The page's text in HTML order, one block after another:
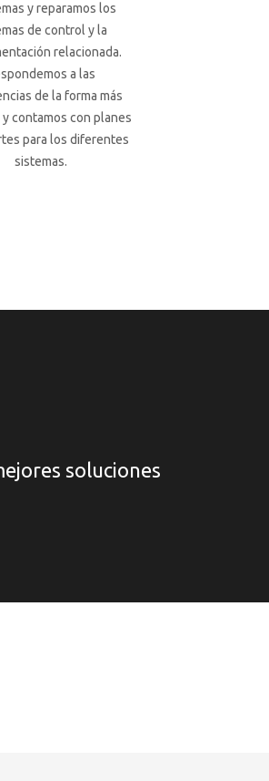
y reparamos los
de control y la
relacionada.
a las
de la forma más
contamos con planes
para los diferentes
sistemas.
soluciones